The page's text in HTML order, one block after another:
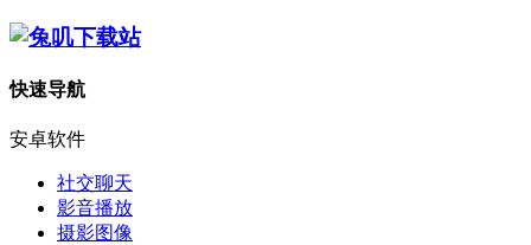
快速导航
安卓软件
社交聊天
影音播放
摄影图像